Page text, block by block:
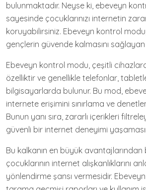
bulunmaktadır. Neyse ki, ebeveyn
sayesinde çocuklarınızı internetin
koruyabilirsiniz. Ebeveyn kontrol
gençlerin güvende kalmasını sağlayan
Ebeveyn kontrol modu, çeşitli
özelliktir ve genellikle telefonlar,
bilgisayarlarda bulunur. Bu mod,
internete erişimini sınırlama ve
Bunun yanı sıra, zararlı içerikleri
güvenli bir internet deneyimi
Bu kalkanın en büyük
çocuklarının internet alışkanlıklarını
yönlendirme şansı vermesidir.